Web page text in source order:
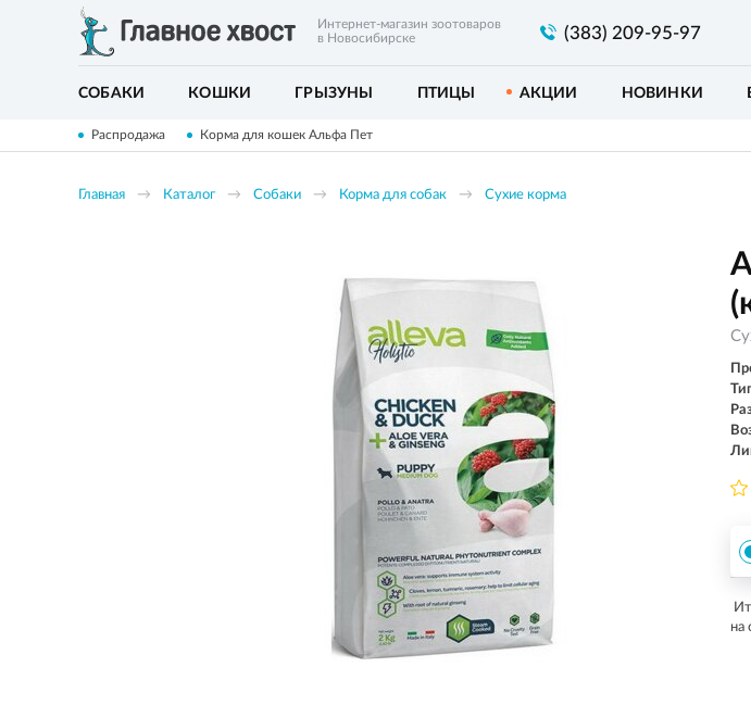
Интернет-магазин зоотоваров
в Новосибирске
(383) 209-95-97
СОБАКИ КОШКИ ГРЫЗУНЫ ПТИЦЫ АКЦИИ НОВИНКИ
Распродажа Корма для кошек Альфа Пет
Главная Каталог Собаки Корма для собак Сухие корма
на